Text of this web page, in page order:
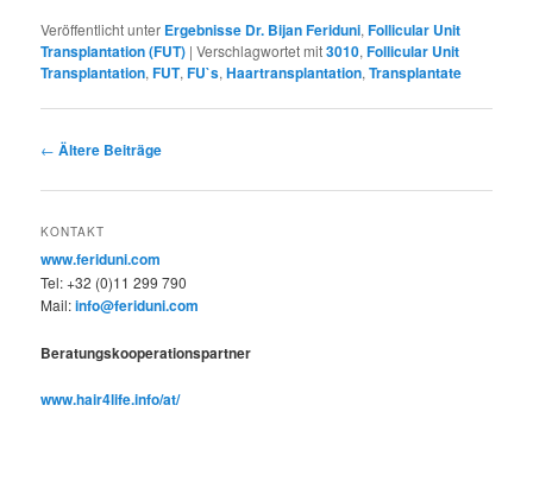
Veröffentlicht unter Ergebnisse Dr. Bijan Feriduni,Follicular Unit
Transplantation (FUT) |Verschlagwortet mit3010,Follicular Unit
Transplantation,FUT,FU`s,Haartransplantation,Transplantate
Beitragsnavigation
← Ältere Beiträge
KONTAKT
www.feriduni.com
Tel: +32 (0)11 299 790
Mail:info@feriduni.com
Beratungskooperationspartner
www.hair4life.info/at/